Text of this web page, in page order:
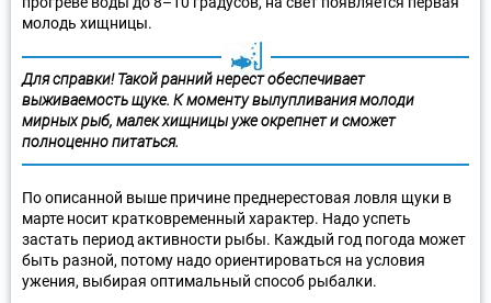
молодь хищницы.
Для справки! Такой ранний нерест обеспечивает
выживаемость щуке. К моменту вылупливания молоди
мирных рыб, малек хищницы уже окрепнет и сможет
полноценно питаться.
По описанной выше причине преднерестовая ловля щуки в
марте носит кратковременный характер. Надо успеть
застать период активности рыбы. Каждый год погода может
быть разной, потому надо ориентироваться на условия
ужения, выбирая оптимальный способ рыбалки.